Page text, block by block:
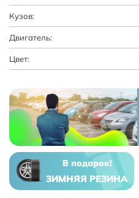
Кузов:
Двигатель:
Цвет:
В подарок!
ЗИМНЯЯ РЕЗИНА